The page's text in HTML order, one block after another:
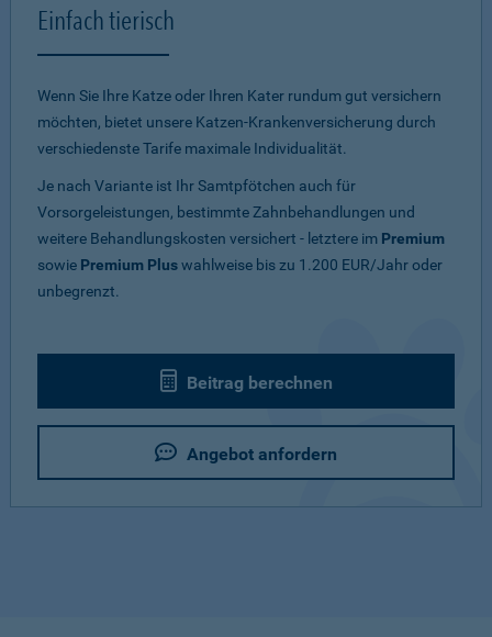
Einfach tierisch
Wenn Sie Ihre Katze oder Ihren Kater rundum gut versichern
möchten, bietet unsere Katzen-Krankenversicherung durch
verschiedenste Tarife maximale Individualität.
Je nach Variante ist Ihr Samtpfötchen auch für
Vorsorgeleistungen, bestimmte Zahnbehandlungen und
weitere Behandlungskosten versichert - letztere im Premium
sowie Premium Pluswahlweise bis zu 1.200 EUR/Jahr oder
unbegrenzt.
Beitrag berechnen
Angebot anfordern